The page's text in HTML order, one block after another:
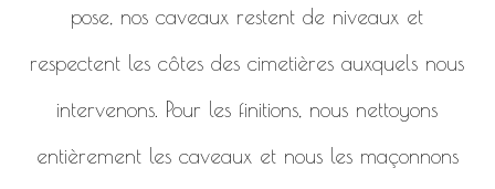
pose, nos caveaux restent de niveaux et
respectent les côtes des cimetières auxquels nous
intervenons. Pour les finitions, nous nettoyons
entièrement les caveaux et nous les maçonnons